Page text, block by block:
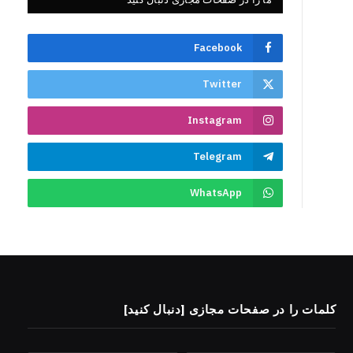
Facebook
Twitter
Instagram
Telegram
WhatsApp
کلمات را در صفحات مجازی [دنبال کنید]